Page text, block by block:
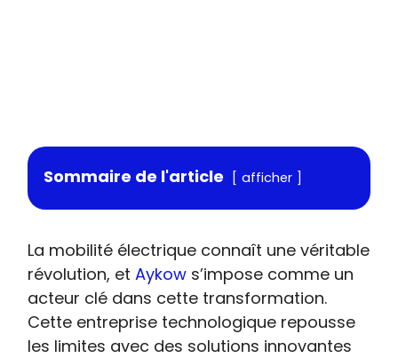
Sommaire de l'article afficher
La mobilité électrique connaît une véritable
révolution, etAykow s’impose comme un
acteur clé dans cette transformation.
Cette entreprise technologique repousse
les limites avec des solutions innovantes